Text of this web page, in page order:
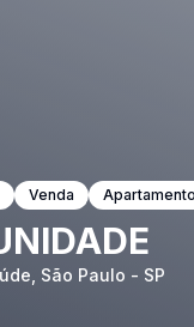
Venda Apartamento
São Paulo - SP